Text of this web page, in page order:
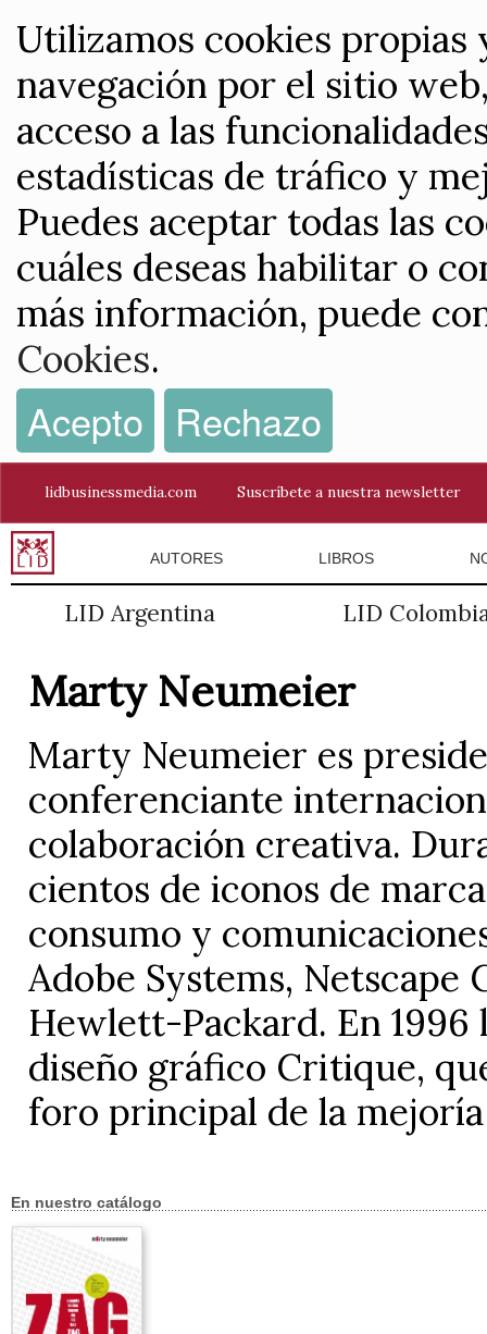
Utilizamos cookies
navegación por el sitio
acceso a las
estadísticas de tráfico y
Puedes aceptar todas las
cuáles deseas habilitar o
más información, puede
Cookies.
Acepto Rechazo
lidbusinessmedia.com Suscríbete a nuestra newsletter
AUTORES LIBROS
LID Argentina LID
Marty Neumeier
Marty Neumeier es
conferenciante
colaboración creativa.
cientos de iconos de
consumo y
Adobe Systems, Netscape
Hewlett-Packard. En 1996
diseño gráfico Critique,
foro principal de la
En nuestro catálogo